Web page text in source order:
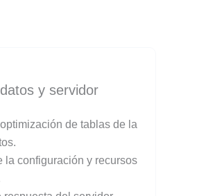
y servidor
de tablas de la
la configuración y recursos